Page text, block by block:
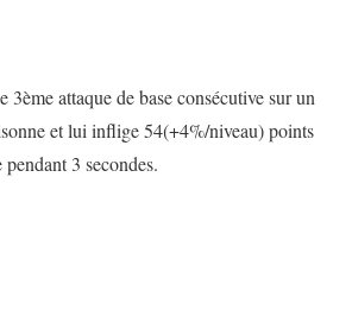
3ème attaque de base consécutive sur un
et lui inflige 54(+4%/niveau) points
3 secondes.